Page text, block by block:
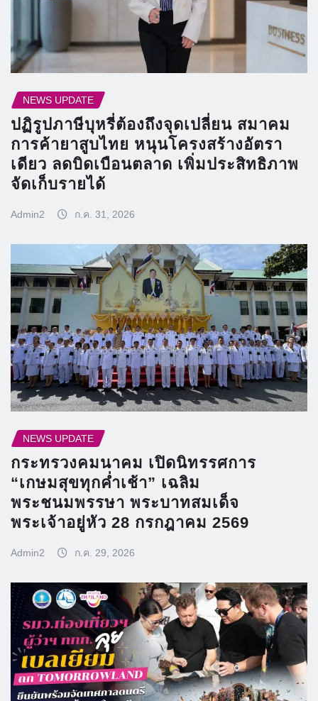
NEWS UPDATE
ปฏิรูปภาษีบุหรี่ต้องถึงจุดเปลี่ยน สมาคม
การค้ายาสูบไทย หนุนโครงสร้างอัตรา
เดียว ลดบิดเบือนตลาด เพิ่มประสิทธิภาพ
จัดเก็บรายได้
Admin2 ก.ค. 31, 2026
NEWS UPDATE
กระทรวงคมนาคม เปิดนิทรรศการ
“เกษมสุขทุกค่ำเช้า” เฉลิม
พระชนมพรรษา พระบาทสมเด็จ
พระเจ้าอยู่หัว 28 กรกฎาคม 2569
Admin2 ก.ค. 29, 2026